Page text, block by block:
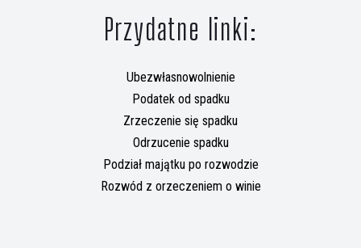
Przydatne linki:
Ubezwłasnowolnienie
Podatek od spadku
Zrzeczenie się spadku
Odrzucenie spadku
Podział majątku po rozwodzie
Rozwód z orzeczeniem o winie